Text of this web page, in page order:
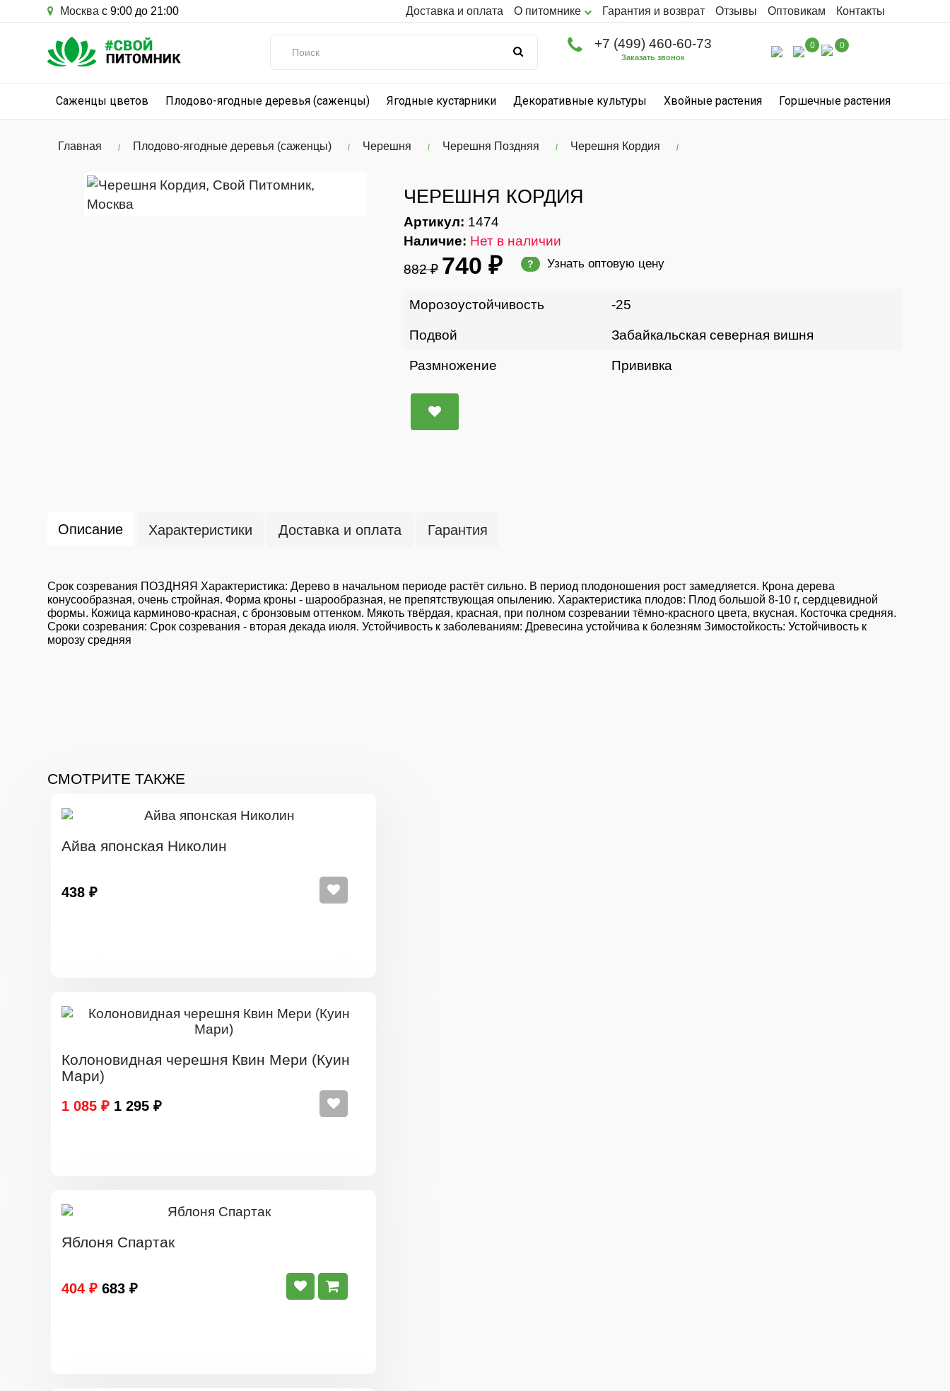
Москва с 9:00 до 21:00 Доставка и оплата О питомнике Гарантия и возврат Отзывы Оптовикам Контакты
+7 (499) 460-60-73
Заказать звонок
0 0
Саженцы цветов Плодово-ягодные деревья (саженцы) Ягодные кустарники Декоративные культуры Хвойные растения Горшечные растения
Главная Плодово-ягодные деревья (саженцы) Черешня Черешня Поздняя Черешня Кордия
ЧЕРЕШНЯ КОРДИЯ
Артикул: 1474
Наличие: Нет в наличии
882 ₽ 740 ₽ ? Узнать оптовую цену
Морозоустойчивость -25
Подвой Забайкальская северная вишня
Размножение Прививка
Описание Характеристики Доставка и оплата Гарантия
Срок созревания ПОЗДНЯЯ Характеристика: Дерево в начальном периоде растёт сильно. В период плодоношения рост замедляется. Крона дерева
конусообразная, очень стройная. Форма кроны - шарообразная, не препятствующая опылению. Характеристика плодов: Плод большой 8-10 г, сердцевидной
формы. Кожица карминово-красная, с бронзовым оттенком. Мякоть твёрдая, красная, при полном созревании тёмно-красного цвета, вкусная. Косточка средняя.
Сроки созревания: Срок созревания - вторая декада июля. Устойчивость к заболеваниям: Древесина устойчива к болезням Зимостойкость: Устойчивость к
морозу средняя
СМОТРИТЕ ТАКЖЕ
Айва японская Николин
438 ₽
Колоновидная черешня Квин Мери (Куин
Мари)
1 085 ₽ 1 295 ₽
Яблоня Спартак
404 ₽ 683 ₽